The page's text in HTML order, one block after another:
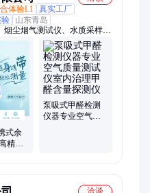
体验L1
真实工厂
山东青岛
烟尘烟气测试仪、水质采样
、恒温恒湿称重系统、个人
蓝牙、光泽度仪、负氧离子
准器、声级计、分析仪、单
备、油烟检测、气体、水质
式余
精度
泵吸式甲醛检测
仪器专业空气质